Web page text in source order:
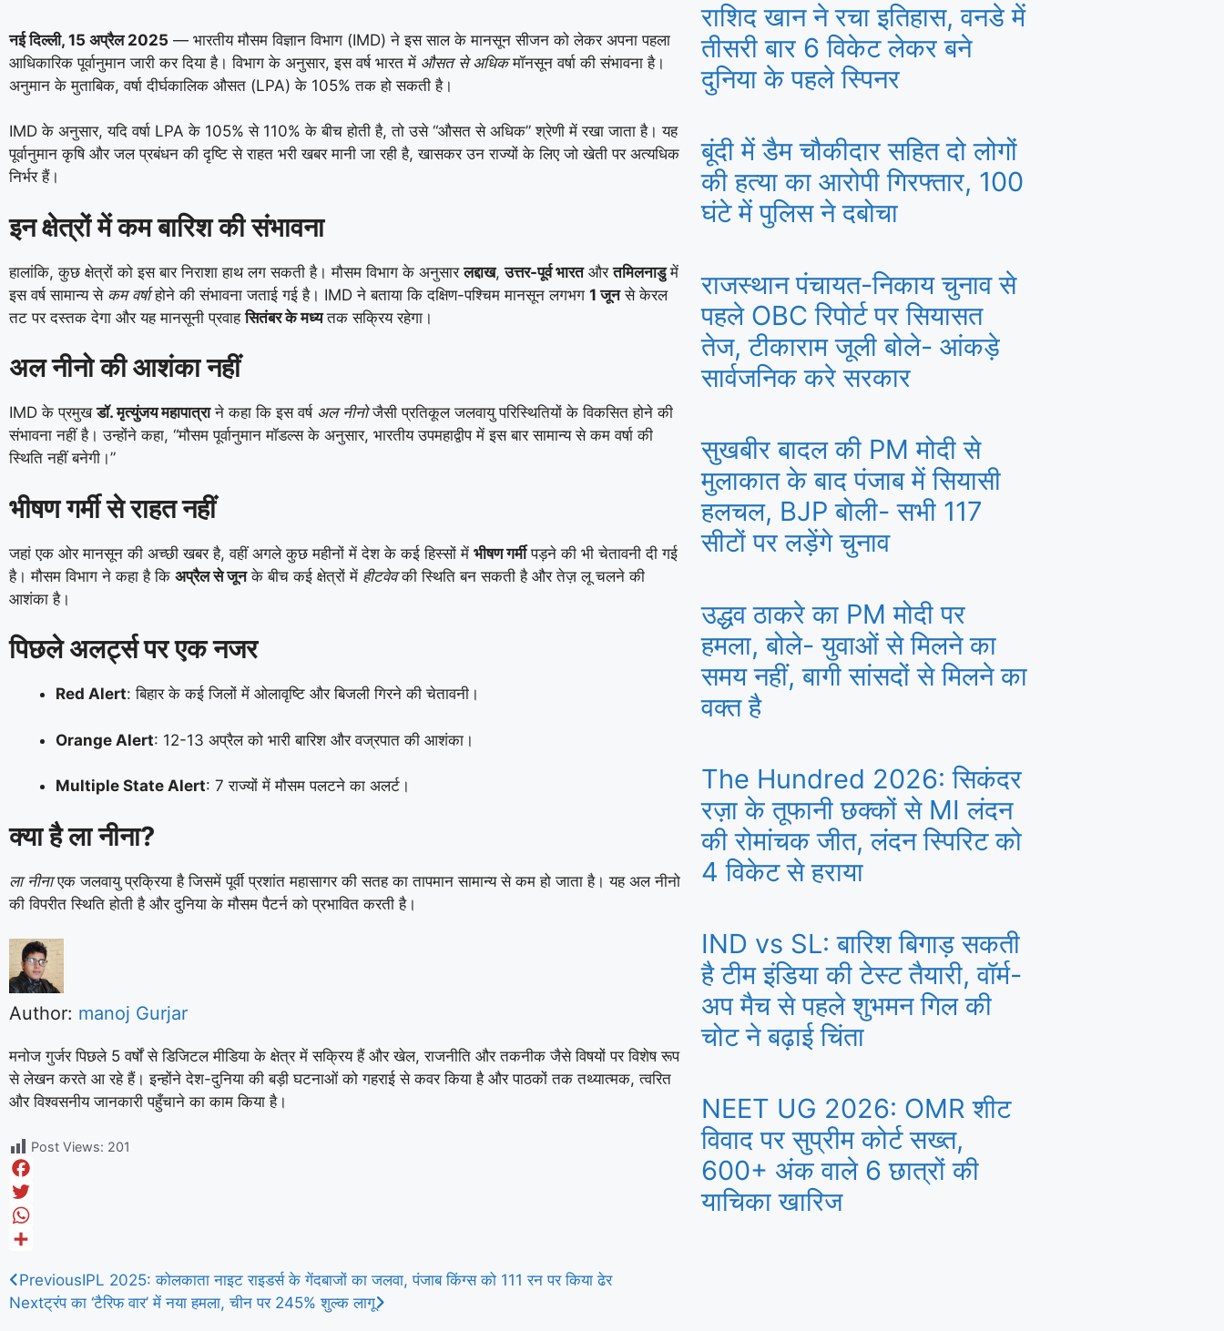
नई दिल्ली, 15 अप्रैल 2025 — भारतीय मौसम विज्ञान विभाग (IMD) ने इस साल के मानसून सीजन को लेकर अपना पहला
आधिकारिक पूर्वानुमान जारी कर दिया है। विभाग के अनुसार, इस वर्ष भारत में औसत से अधिकमॉनसून वर्षा की संभावना है।
अनुमान के मुताबिक, वर्षा दीर्घकालिक औसत (LPA) के 105% तक हो सकती है।
IMD के अनुसार, यदि वर्षा LPA के 105% से 110% के बीच होती है, तो उसे “औसत से अधिक” श्रेणी में रखा जाता है। यह
पूर्वानुमान कृषि और जल प्रबंधन की दृष्टि से राहत भरी खबर मानी जा रही है, खासकर उन राज्यों के लिए जो खेती पर अत्यधिक
निर्भर हैं।
इन क्षेत्रों में कम बारिश की संभावना
हालांकि, कुछ क्षेत्रों को इस बार निराशा हाथ लग सकती है। मौसम विभाग के अनुसारलद्दाख,उत्तर-पूर्व भारतऔरतमिलनाडुमें
इस वर्ष सामान्य से कम वर्षाहोने की संभावना जताई गई है। IMD ने बताया कि दक्षिण-पश्चिम मानसून लगभग 1 जूनसे केरल
तट पर दस्तक देगा और यह मानसूनी प्रवाहसितंबर के मध्यतक सक्रिय रहेगा।
अल नीनो की आशंका नहीं
IMD के प्रमुखडॉ. मृत्युंजय महापात्राने कहा कि इस वर्ष अल नीनोजैसी प्रतिकूल जलवायु परिस्थितियों के विकसित होने की
संभावना नहीं है। उन्होंने कहा, “मौसम पूर्वानुमान मॉडल्स के अनुसार, भारतीय उपमहाद्वीप में इस बार सामान्य से कम वर्षा की
स्थिति नहीं बनेगी।”
भीषण गर्मी से राहत नहीं
जहां एक ओर मानसून की अच्छी खबर है, वहीं अगले कुछ महीनों में देश के कई हिस्सों में भीषण गर्मीपड़ने की भी चेतावनी दी गई
है। मौसम विभाग ने कहा है कि अप्रैल से जूनके बीच कई क्षेत्रों में हीटवेवकी स्थिति बन सकती है और तेज़ लू चलने की
आशंका है।
पिछले अलर्ट्स पर एक नजर
Red Alert: बिहार के कई जिलों में ओलावृष्टि और बिजली गिरने की चेतावनी।
Orange Alert: 12-13 अप्रैल को भारी बारिश और वज्रपात की आशंका।
Multiple State Alert: 7 राज्यों में मौसम पलटने का अलर्ट।
क्या है ला नीना?
ला नीनाएक जलवायु प्रक्रिया है जिसमें पूर्वी प्रशांत महासागर की सतह का तापमान सामान्य से कम हो जाता है। यह अल नीनो
की विपरीत स्थिति होती है और दुनिया के मौसम पैटर्न को प्रभावित करती है।
Author: manoj Gurjar
मनोज गुर्जर पिछले 5 वर्षों से डिजिटल मीडिया के क्षेत्र में सक्रिय हैं और खेल, राजनीति और तकनीक जैसे विषयों पर विशेष रूप
से लेखन करते आ रहे हैं। इन्होंने देश-दुनिया की बड़ी घटनाओं को गहराई से कवर किया है और पाठकों तक तथ्यात्मक, त्वरित
और विश्वसनीय जानकारी पहुँचाने का काम किया है।
Post Views: 201
F
a
c
b
o
T
w
t
t
W
a
t
h
a
PreviousIPL 2025: कोलकाता नाइट राइडर्स के गेंदबाजों का जलवा, पंजाब किंग्स को 111 रन पर किया ढेर
Nextट्रंप का ‘टैरिफ वार’ में नया हमला, चीन पर 245% शुल्क लागू
राशिद खान ने रचा इतिहास, वनडे में
तीसरी बार 6 विकेट लेकर बने
दुनिया के पहले स्पिनर
बूंदी में डैम चौकीदार सहित दो लोगों
की हत्या का आरोपी गिरफ्तार, 100
घंटे में पुलिस ने दबोचा
राजस्थान पंचायत-निकाय चुनाव से
पहले OBC रिपोर्ट पर सियासत
तेज, टीकाराम जूली बोले- आंकड़े
सार्वजनिक करे सरकार
सुखबीर बादल की PM मोदी से
मुलाकात के बाद पंजाब में सियासी
हलचल, BJP बोली- सभी 117
सीटों पर लड़ेंगे चुनाव
उद्धव ठाकरे का PM मोदी पर
हमला, बोले- युवाओं से मिलने का
समय नहीं, बागी सांसदों से मिलने का
वक्त है
The Hundred 2026: सिकंदर
रज़ा के तूफानी छक्कों से MI लंदन
की रोमांचक जीत, लंदन स्पिरिट को
4 विकेट से हराया
IND vs SL: बारिश बिगाड़ सकती
है टीम इंडिया की टेस्ट तैयारी, वॉर्म-
अप मैच से पहले शुभमन गिल की
चोट ने बढ़ाई चिंता
NEET UG 2026: OMR शीट
विवाद पर सुप्रीम कोर्ट सख्त,
600+ अंक वाले 6 छात्रों की
याचिका खारिज